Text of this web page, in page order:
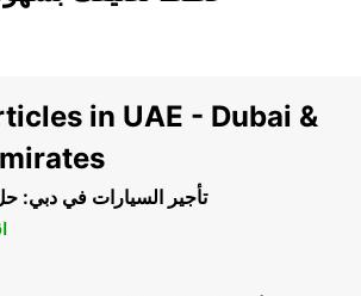
in UAE - Dubai &
تأجير السيارات في دبي: